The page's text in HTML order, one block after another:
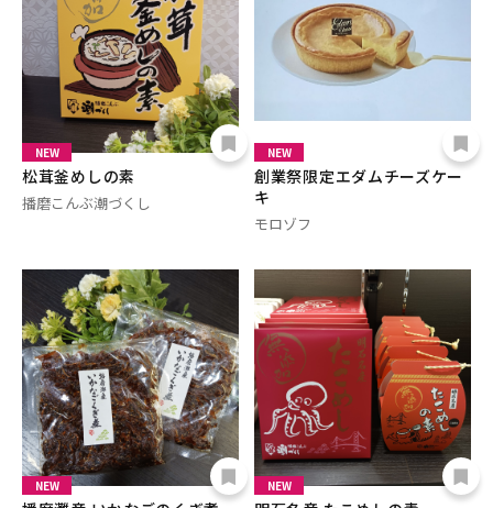
NEW
松茸釜めしの素
播磨こんぶ潮づくし
NEW
創業祭限定エダムチーズケー
キ
モロゾフ
NEW NEW